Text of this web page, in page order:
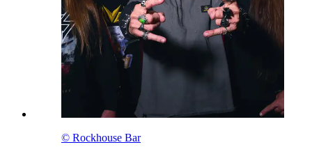
© Rockhouse Bar